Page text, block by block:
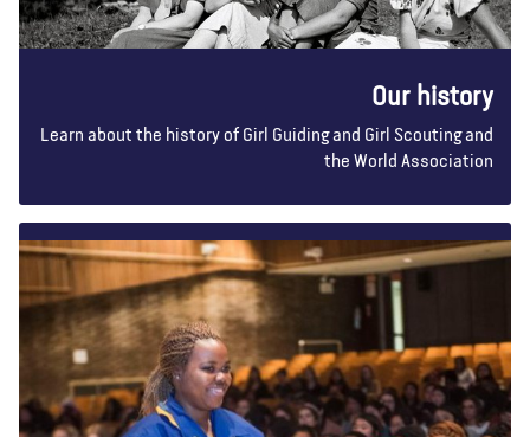
Our history
Learn about the history of Girl Guiding and Girl Scouting and
the World Association